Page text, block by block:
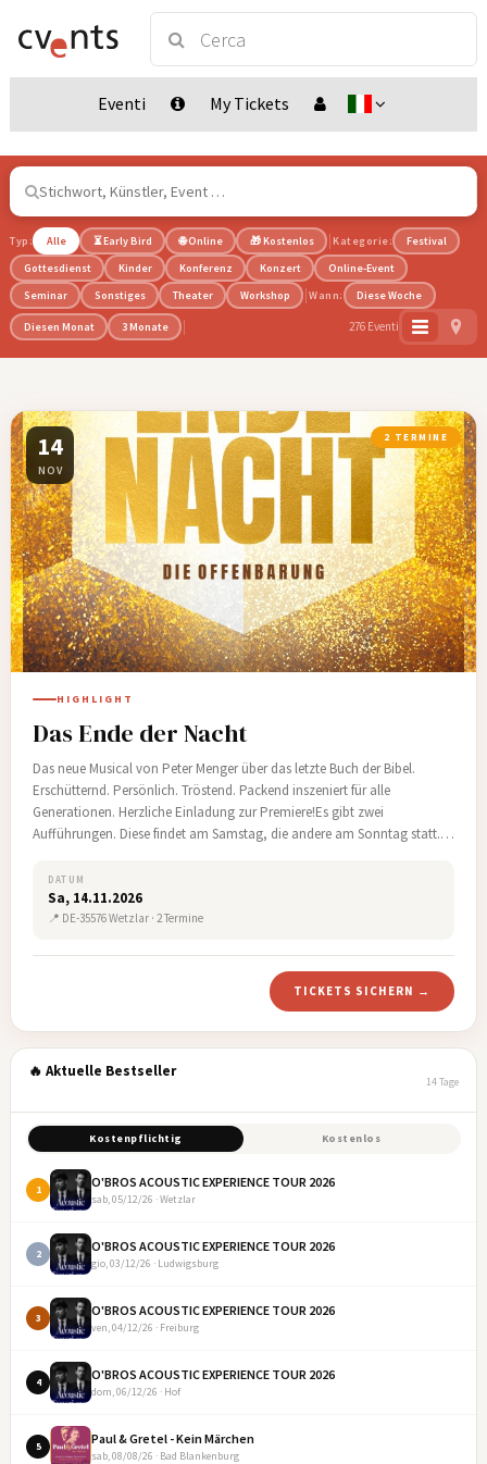
Eventi My Tickets
Typ: Alle ⏳ Early Bird 🌐 Online 🎁 Kostenlos Kategorie:
Festival
Gottesdienst
Kinder Konferenz Konzert
Online-Event
Seminar
Sonstiges Theater Workshop Wann: Diese Woche
Diesen Monat 3 Monate 276 Eventi
14
NOV
2 TERMINE
HIGHLIGHT
Das Ende der Nacht
Das neue Musical von Peter Menger über das letzte Buch der Bibel.
Erschütternd. Persönlich. Tröstend. Packend inszeniert für alle
Generationen. Herzliche Einladung zur Premiere!Es gibt zwei
Aufführungen. Diese findet am Samstag, die andere am Sonntag statt.…
DATUM
Sa, 14.11.2026
📍 DE-35576 Wetzlar · 2 Termine
TICKETS SICHERN →
🔥 Aktuelle Bestseller
14 Tage
Kostenpflichtig Kostenlos
1 O'BROS ACOUSTIC EXPERIENCE TOUR 2026
sab, 05/12/26 · Wetzlar
2 O'BROS ACOUSTIC EXPERIENCE TOUR 2026
gio, 03/12/26 · Ludwigsburg
3 O'BROS ACOUSTIC EXPERIENCE TOUR 2026
ven, 04/12/26 · Freiburg
4 O'BROS ACOUSTIC EXPERIENCE TOUR 2026
dom, 06/12/26 · Hof
5 Paul & Gretel - Kein Märchen
sab, 08/08/26 · Bad Blankenburg